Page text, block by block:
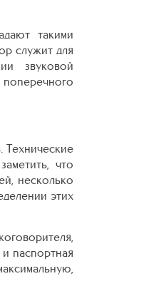
такими
служит для
звуковой
Технические
что
несколько
этих
паспортная